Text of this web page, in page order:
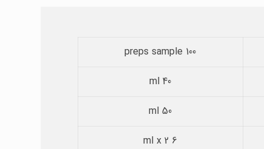
100 preps sample
40 ml
50 ml
6 ml x 2